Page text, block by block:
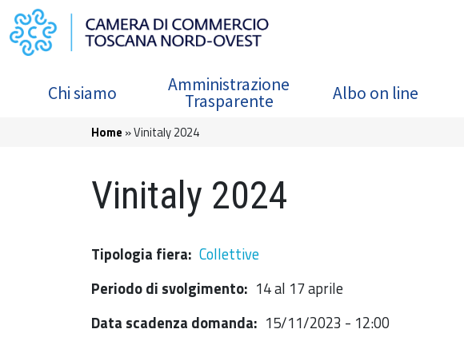
Salta al contenuto principale
Navigazione principale
Chi siamo Amministrazione
Trasparente Albo on line
Briciole di pane
Home Vinitaly 2024
Vinitaly 2024
Tipologia fiera Collettive
Periodo di svolgimento 14 al 17 aprile
Data scadenza domanda
15/11/2023 - 12:00